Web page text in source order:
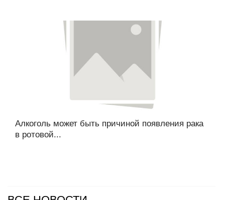
Алкоголь может быть причиной появления рака
в ротовой...